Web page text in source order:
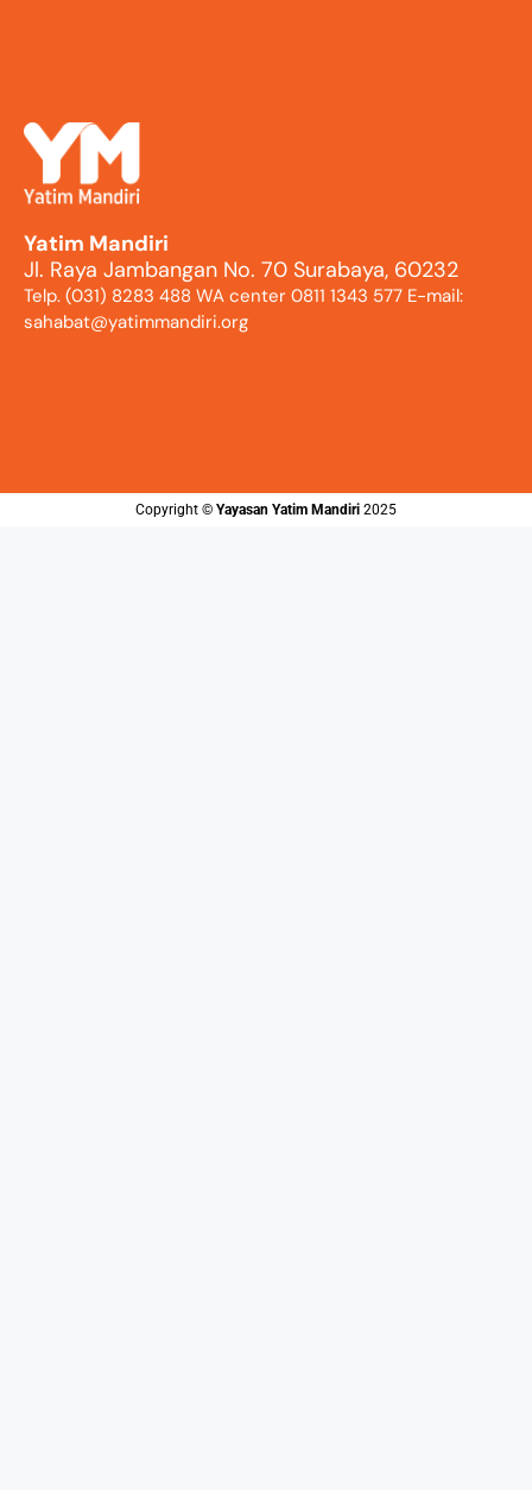
Yatim Mandiri
Jl. Raya Jambangan No. 70 Surabaya, 60232
Telp. (031) 8283 488 WA center 0811 1343 577 E-mail:
sahabat@yatimmandiri.org
Copyright ©️ Yayasan Yatim Mandiri 2025